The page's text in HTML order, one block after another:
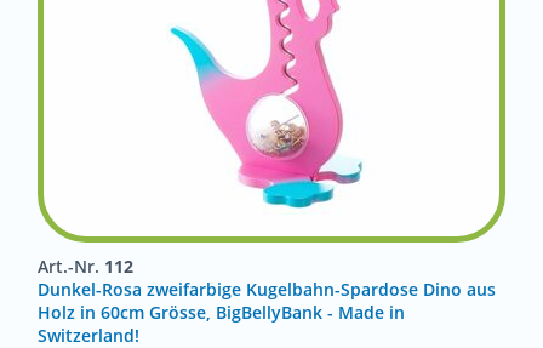
Art.-Nr. 112
Dunkel-Rosa zweifarbige Kugelbahn-Spardose Dino aus
Holz in 60cm Grösse, BigBellyBank - Made in
Switzerland!